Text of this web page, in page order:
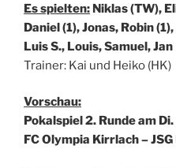
Es spielten: Niklas (TW),
Daniel (1), Jonas, Robin
Luis S., Louis, Samuel, Jan
Trainer: Kai und Heiko (HK)
Vorschau:
Pokalspiel 2. Runde am
FC Olympia Kirrlach –